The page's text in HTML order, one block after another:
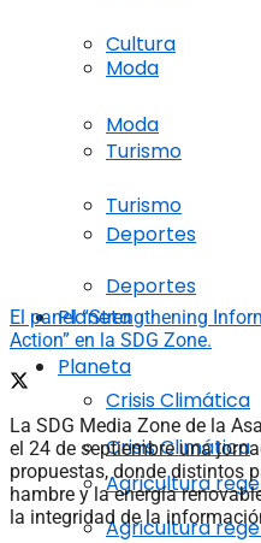
Moda
Turismo
Deportes
Planeta
Crisis Climática
Agricultura
Cultura
Moda
Turismo
Deportes
Planeta
Crisis Climática
Agricultura
El panel “Strengthening
Action” en la SDG Zone.
La SDG Media Zone de la
el 24 de septiembre una
propuestas, donde distintos
hambre y la energía
la integridad de la